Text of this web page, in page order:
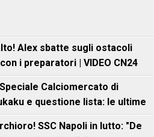
Alex sbatte sugli ostacoli
i preparatori | VIDEO CN24
Speciale Calciomercato di
e questione lista: le ultime
SSC Napoli in lutto: "De